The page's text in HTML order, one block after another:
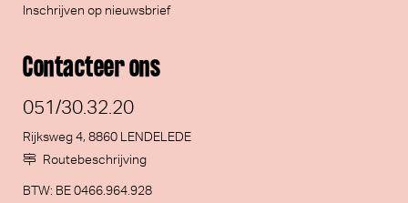
Inschrijven op nieuwsbrief
Contacteer ons
051/30.32.20
Rijksweg 4, 8860 LENDELEDE
Routebeschrijving
BTW: BE 0466.964.928